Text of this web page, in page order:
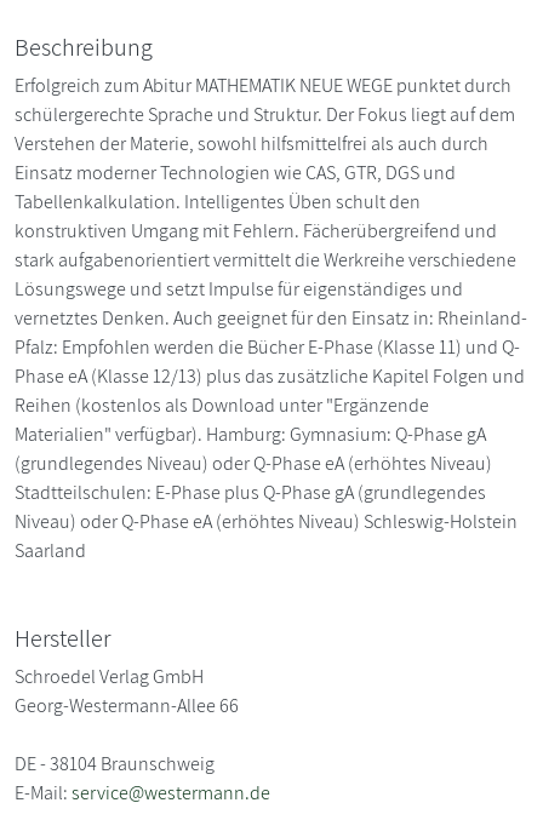
Beschreibung
Erfolgreich zum Abitur MATHEMATIK NEUE WEGE punktet durch
schülergerechte Sprache und Struktur. Der Fokus liegt auf dem
Verstehen der Materie, sowohl hilfsmittelfrei als auch durch
Einsatz moderner Technologien wie CAS, GTR, DGS und
Tabellenkalkulation. Intelligentes Üben schult den
konstruktiven Umgang mit Fehlern. Fächerübergreifend und
stark aufgabenorientiert vermittelt die Werkreihe verschiedene
Lösungswege und setzt Impulse für eigenständiges und
vernetztes Denken. Auch geeignet für den Einsatz in: Rheinland-
Pfalz: Empfohlen werden die Bücher E-Phase (Klasse 11) und Q-
Phase eA (Klasse 12/13) plus das zusätzliche Kapitel Folgen und
Reihen (kostenlos als Download unter "Ergänzende
Materialien" verfügbar). Hamburg: Gymnasium: Q-Phase gA
(grundlegendes Niveau) oder Q-Phase eA (erhöhtes Niveau)
Stadtteilschulen: E-Phase plus Q-Phase gA (grundlegendes
Niveau) oder Q-Phase eA (erhöhtes Niveau) Schleswig-Holstein
Saarland
Hersteller
Schroedel Verlag GmbH
Georg-Westermann-Allee 66
DE - 38104 Braunschweig
E-Mail:service@westermann.de